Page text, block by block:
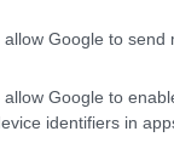
allow Google to send
allow Google to
identifiers in